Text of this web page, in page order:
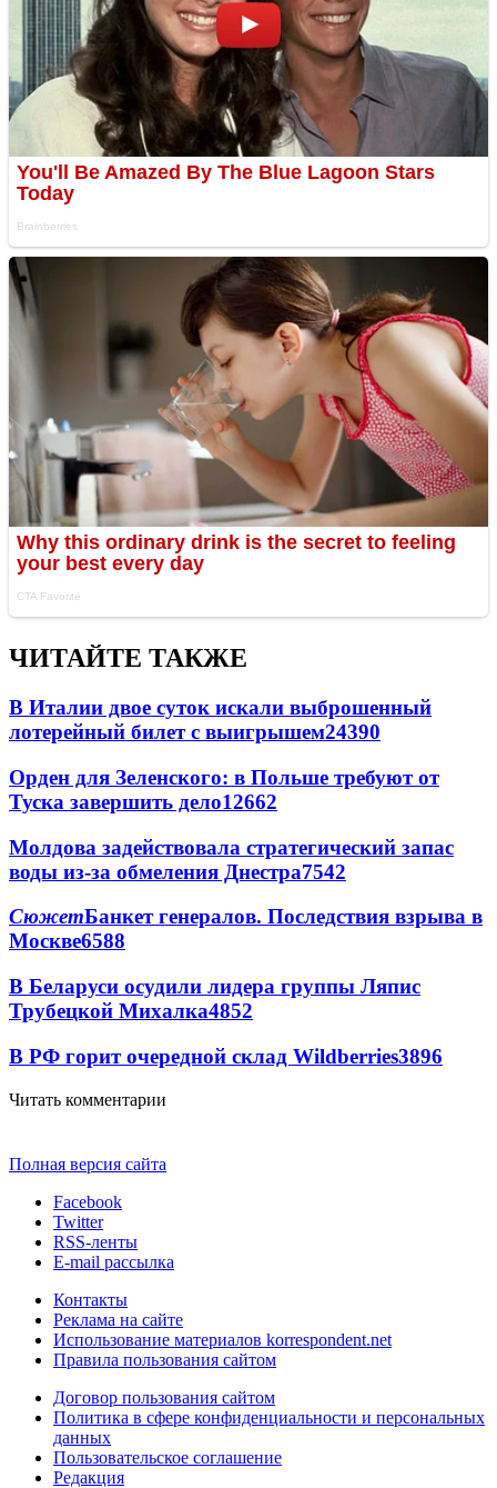
ЧИТАЙТЕ ТАКЖЕ
В Италии двое суток искали выброшенный
лотерейный билет с выигрышем24390
Орден для Зеленского: в Польше требуют от
Туска завершить дело12662
Молдова задействовала стратегический запас
воды из-за обмеления Днестра7542
СюжетБанкет генералов. Последствия взрыва в
Москве6588
В Беларуси осудили лидера группы Ляпис
Трубецкой Михалка4852
В РФ горит очередной склад Wildberries3896
Читать комментарии
Полная версия сайта
Facebook
Twitter
RSS-ленты
E-mail рассылка
Контакты
Реклама на сайте
Использование материалов korrespondent.net
Правила пользования сайтом
Договор пользования сайтом
Политика в сфере конфиденциальности и персональных
данных
Пользовательское соглашение
Редакция